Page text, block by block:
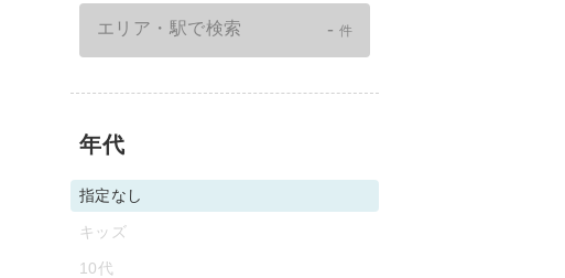
エリア・駅で検索 - 件
年代
指定なし
キッズ
10代